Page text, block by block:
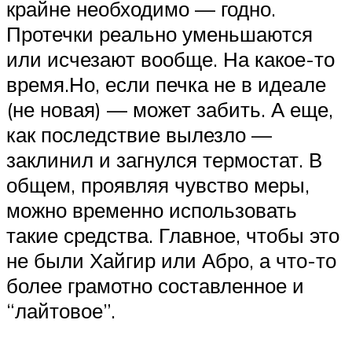
крайне необходимо — годно.
Протечки реально уменьшаются
или исчезают вообще. На какое-то
время.Но, если печка не в идеале
(не новая) — может забить. А еще,
как последствие вылезло —
заклинил и загнулся термостат. В
общем, проявляя чувство меры,
можно временно использовать
такие средства. Главное, чтобы это
не были Хайгир или Абро, а что-то
более грамотно составленное и
“лайтовое”.